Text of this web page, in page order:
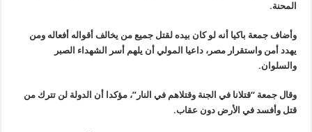
المحنة.
وأضاف جمعة باكيا أنه لو كان بيده لقتل جميع من يخالف أقواله أفعاله ومن
يهدد أمن واستقرار مصر، داعيا المولي أن يلهم أسر الشهداء الصبر
والسلوان.
وقال جمعة “قتلانا في الجنة وقتلاهم في النار”، مؤكدا أن الدولة لن تترك من
قتل وأفسد في الأرض دون عقاب.